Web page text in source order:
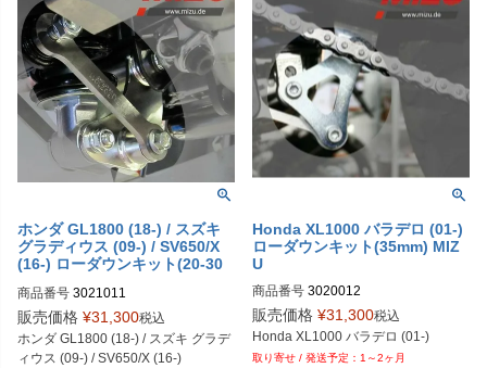
ホンダ GL1800 (18-) / スズキ
グラディウス (09-) / SV650/X
(16-) ローダウンキット(20-30
商品番号 3021011
メーカーサイト：
https://mizushop.de/en/MIZU-lowerin
g-kit/3021011
販売価格 ¥31,300税込
ホンダ GL1800 (18-) / スズキ グラデ
ィウス (09-) / SV650/X (16-)
Honda XL1000 バラデロ (01-)
ローダウンキット(35mm) MIZ
U
商品番号 3020012
販売価格 ¥31,300税込
Honda XL1000 バラデロ (01-)
1～2ヶ月